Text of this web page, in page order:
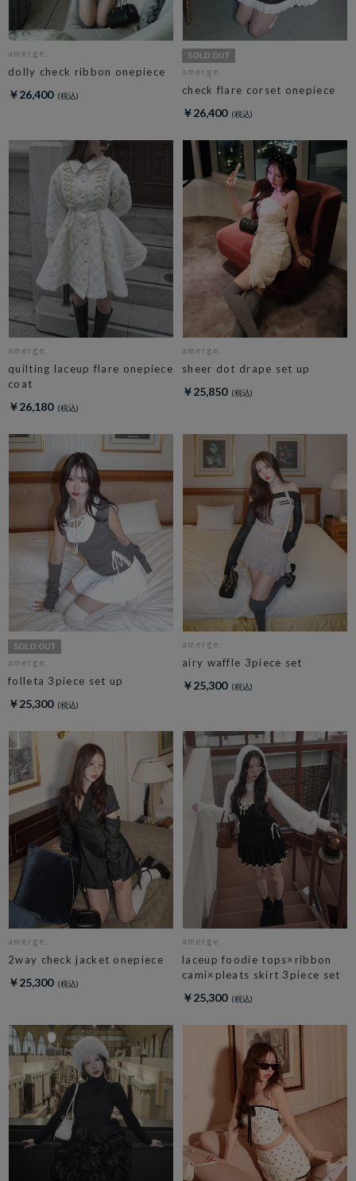
amerge.
dolly check ribbon onepiece
￥26,400
amerge.
check flare corset onepiece
￥26,400
amerge.
quilting laceup flare onepiece
coat
￥26,180
amerge.
sheer dot drape set up
￥25,850
amerge.
folleta 3piece set up
￥25,300
amerge.
airy waffle 3piece set
￥25,300
amerge.
2way check jacket onepiece
￥25,300
amerge.
laceup foodie tops×ribbon
cami×pleats skirt 3piece set
￥25,300